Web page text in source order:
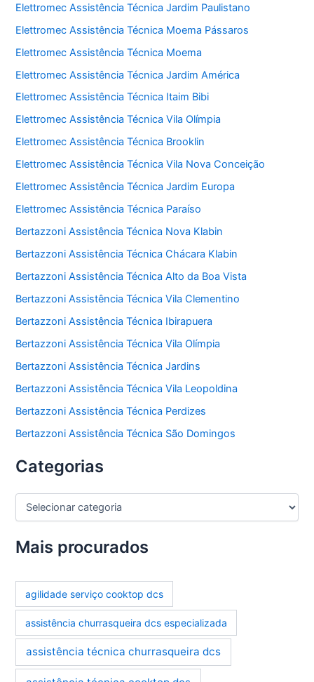
Elettromec Assistência Técnica Jardim Paulistano
Elettromec Assistência Técnica Moema Pássaros
Elettromec Assistência Técnica Moema
Elettromec Assistência Técnica Jardim América
Elettromec Assistência Técnica Itaim Bibi
Elettromec Assistência Técnica Vila Olímpia
Elettromec Assistência Técnica Brooklin
Elettromec Assistência Técnica Vila Nova Conceição
Elettromec Assistência Técnica Jardim Europa
Elettromec Assistência Técnica Paraíso
Bertazzoni Assistência Técnica Nova Klabin
Bertazzoni Assistência Técnica Chácara Klabin
Bertazzoni Assistência Técnica Alto da Boa Vista
Bertazzoni Assistência Técnica Vila Clementino
Bertazzoni Assistência Técnica Ibirapuera
Bertazzoni Assistência Técnica Vila Olímpia
Bertazzoni Assistência Técnica Jardins
Bertazzoni Assistência Técnica Vila Leopoldina
Bertazzoni Assistência Técnica Perdizes
Bertazzoni Assistência Técnica São Domingos
Categorias
C
e
g
r
a
Mais procurados
agilidade serviço cooktop dcs
assistência churrasqueira dcs especializada
assistência técnica churrasqueira dcs